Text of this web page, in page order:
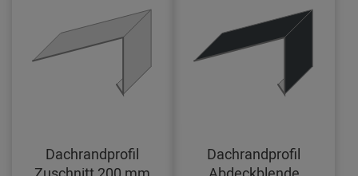
Dachrandprofil
Dachrandprofil